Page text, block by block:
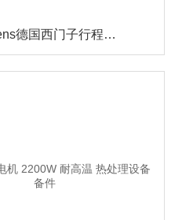
齐全Siemens德国西门子行程开关